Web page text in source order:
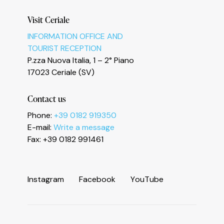
Visit Ceriale
INFORMATION OFFICE AND
TOURIST RECEPTION
P.zza Nuova Italia, 1 – 2° Piano
17023 Ceriale (SV)
Contact us
Phone: +39 0182 919350
E-mail: Write a message
Fax: +39 0182 991461
Instagram Facebook YouTube